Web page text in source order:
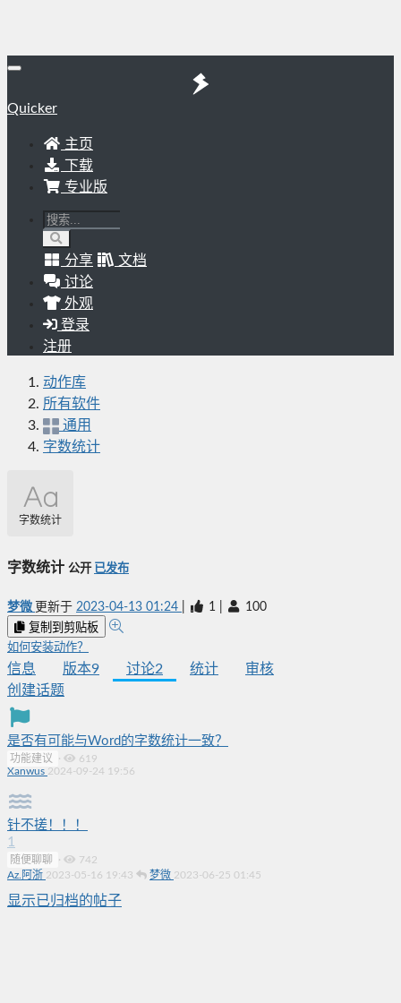
Quicker
主页
下载
专业版
分享
文档
讨论
外观
登录
注册
动作库
所有软件
通用
字数统计
字数统计
字数统计 公开 已发布
梦微 更新于 2023-04-13 01:24 1 100
复制到剪贴板
如何安装动作？
信息 版本9 讨论2 统计
审核
创建话题
是否有可能与Word的字数统计一致？
功能建议 ·
619
Xanwus 2024-09-24 19:56
针不搓！！！
1
随便聊聊 ·
742
Az.阿浙 2023-05-16 19:43 梦微 2023-06-25 01:45
显示已归档的帖子